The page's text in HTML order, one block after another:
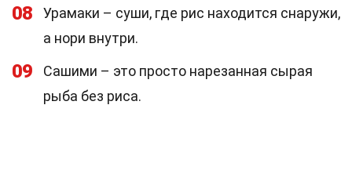
08
Урамаки – суши, где рис находится снаружи,
а нори внутри.
09
Сашими – это просто нарезанная сырая
рыба без риса.